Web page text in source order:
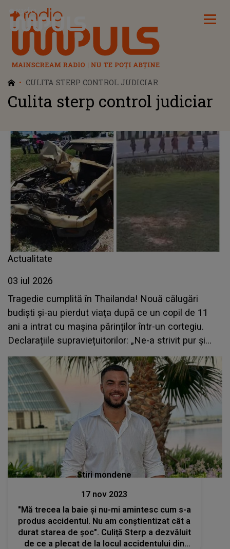
Radio Impuls
CULITA STERP CONTROL JUDICIAR
Culita sterp control judiciar
Actualitate
03 iul 2026
Tragedie cumplită în Thailanda! Nouă călugări
budiști și-au pierdut viața după ce un copil de 11
ani a intrat cu mașina părinților într-un cortegiu.
Declarațiile supraviețuitorilor: „Ne-a strivit pur și
simplu...”
Stiri mondene
17 nov 2023
"Mă trecea la baie și nu-mi amintesc cum s-a
produs accidentul. Nu am conștientizat cât a
durat starea de şoc". Culiță Sterp a dezvăluit
de ce a plecat de la locul accidentului din